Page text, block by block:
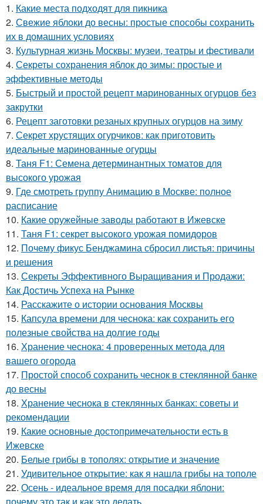
1. Какие места подходят для пикника
2. Свежие яблоки до весны: простые способы сохранить
их в домашних условиях
3. Культурная жизнь Москвы: музеи, театры и фестивали
4. Секреты сохранения яблок до зимы: простые и
эффективные методы
5. Быстрый и простой рецепт маринованных огурцов без
закрутки
6. Рецепт заготовки резаных крупных огурцов на зиму
7. Секрет хрустящих огурчиков: как приготовить
идеальные маринованные огурцы
8. Таня F1: Семена детерминантных томатов для
высокого урожая
9. Где смотреть группу Анимацию в Москве: полное
расписание
10. Какие оружейные заводы работают в Ижевске
11. Таня F1: секрет высокого урожая помидоров
12. Почему фикус Бенджамина сбросил листья: причины
и решения
13. Секреты Эффективного Выращивания и Продажи:
Как Достичь Успеха на Рынке
14. Расскажите о истории основания Москвы
15. Капсула времени для чеснока: как сохранить его
полезные свойства на долгие годы
16. Хранение чеснока: 4 проверенных метода для
вашего огорода
17. Простой способ сохранить чеснок в стеклянной банке
до весны
18. Хранение чеснока в стеклянных банках: советы и
рекомендации
19. Какие основные достопримечательности есть в
Ижевске
20. Белые грибы в тополях: открытие и значение
21. Удивительное открытие: как я нашла грибы на тополе
22. Осень - идеальное время для посадки яблони:
почему это так и как это делать